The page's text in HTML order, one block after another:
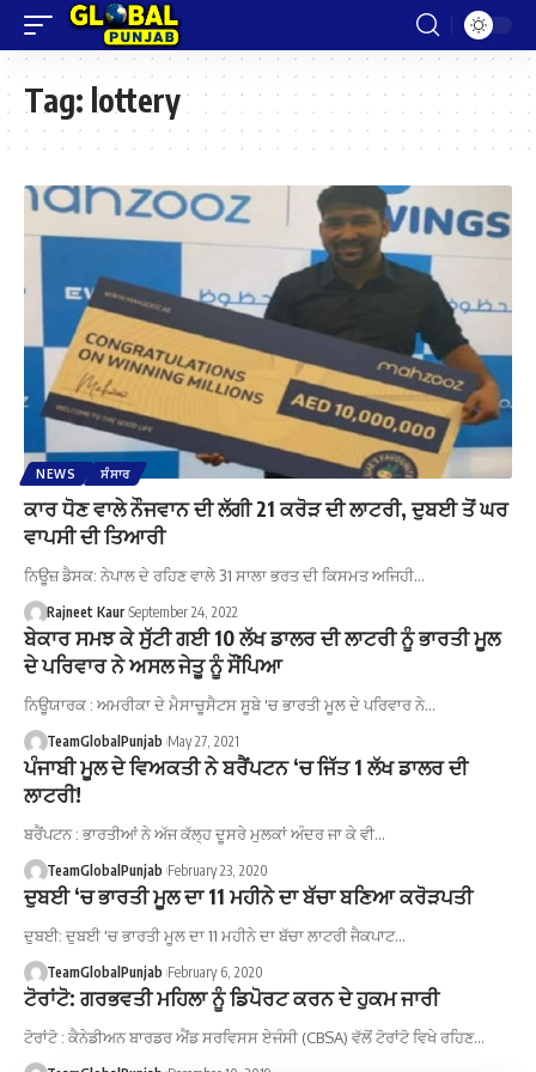
Tag: lottery
NEWS ਸੰਸਾਰ
ਕਾਰ ਧੋਣ ਵਾਲੇ ਨੌਜਵਾਨ ਦੀ ਲੱਗੀ 21 ਕਰੋੜ ਦੀ ਲਾਟਰੀ, ਦੁਬਈ ਤੋਂ ਘਰ
ਵਾਪਸੀ ਦੀ ਤਿਆਰੀ
ਨਿਊਜ਼ ਡੈਸਕ: ਨੇਪਾਲ ਦੇ ਰਹਿਣ ਵਾਲੇ 31 ਸਾਲਾ ਭਰਤ ਦੀ ਕਿਸਮਤ ਅਜਿਹੀ…
Rajneet Kaur September 24, 2022
ਬੇਕਾਰ ਸਮਝ ਕੇ ਸੁੱਟੀ ਗਈ 10 ਲੱਖ ਡਾਲਰ ਦੀ ਲਾਟਰੀ ਨੂੰ ਭਾਰਤੀ ਮੂਲ
ਦੇ ਪਰਿਵਾਰ ਨੇ ਅਸਲ ਜੇਤੂ ਨੂੰ ਸੌਂਪਿਆ
ਨਿਊਯਾਰਕ : ਅਮਰੀਕਾ ਦੇ ਮੈਸਾਚੂਸੈਟਸ ਸੂਬੇ 'ਚ ਭਾਰਤੀ ਮੂਲ ਦੇ ਪਰਿਵਾਰ ਨੇ…
TeamGlobalPunjab May 27, 2021
ਪੰਜਾਬੀ ਮੂਲ ਦੇ ਵਿਅਕਤੀ ਨੇ ਬਰੈਂਪਟਨ ‘ਚ ਜਿੱਤ 1 ਲੱਖ ਡਾਲਰ ਦੀ
ਲਾਟਰੀ!
ਬਰੈਂਪਟਨ : ਭਾਰਤੀਆਂ ਨੇ ਅੱਜ ਕੱਲ੍ਹ ਦੂਸਰੇ ਮੁਲਕਾਂ ਅੰਦਰ ਜਾ ਕੇ ਵੀ…
TeamGlobalPunjab February 23, 2020
ਦੁਬਈ ‘ਚ ਭਾਰਤੀ ਮੂਲ ਦਾ 11 ਮਹੀਨੇ ਦਾ ਬੱਚਾ ਬਣਿਆ ਕਰੋੜਪਤੀ
ਦੁਬਈ: ਦੁਬਈ 'ਚ ਭਾਰਤੀ ਮੂਲ ਦਾ 11 ਮਹੀਨੇ ਦਾ ਬੱਚਾ ਲਾਟਰੀ ਜੈਕਪਾਟ…
TeamGlobalPunjab February 6, 2020
ਟੋਰਾਂਟੋ: ਗਰਭਵਤੀ ਮਹਿਲਾ ਨੂੰ ਡਿਪੋਰਟ ਕਰਨ ਦੇ ਹੁਕਮ ਜਾਰੀ
ਟੋਰਾਂਟੋ : ਕੈਨੇਡੀਅਨ ਬਾਰਡਰ ਐਂਡ ਸਰਵਿਸਸ ਏਜੰਸੀ (CBSA) ਵੱਲੋਂ ਟੋਰਾਂਟੋ ਵਿਖੇ ਰਹਿਣ…